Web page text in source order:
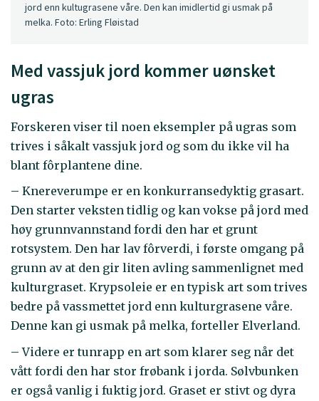
jord enn kultugrasene våre. Den kan imidlertid gi usmak på
melka. Foto: Erling Fløistad
Med vassjuk jord kommer uønsket
ugras
Forskeren viser til noen eksempler på ugras som
trives i såkalt vassjuk jord og som du ikke vil ha
blant fôrplantene dine.
– Knereverumpe er en konkurransedyktig grasart.
Den starter veksten tidlig og kan vokse på jord med
høy grunnvannstand fordi den har et grunt
rotsystem. Den har lav fôrverdi, i første omgang på
grunn av at den gir liten avling sammenlignet med
kulturgraset. Krypsoleie er en typisk art som trives
bedre på vassmettet jord enn kulturgrasene våre.
Denne kan gi usmak på melka, forteller Elverland.
– Videre er tunrapp en art som klarer seg når det
vått fordi den har stor frøbank i jorda. Sølvbunken
er også vanlig i fuktig jord. Graset er stivt og dyra